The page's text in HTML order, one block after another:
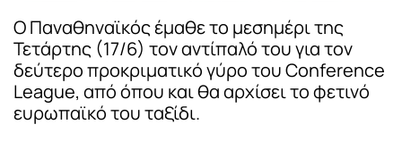
Ο Παναθηναϊκός έμαθε το μεσημέρι της
Τετάρτης (17/6) τον αντίπαλό του για τον
δεύτερο προκριματικό γύρο του Conference
League, από όπου και θα αρχίσει το φετινό
ευρωπαϊκό του ταξίδι.